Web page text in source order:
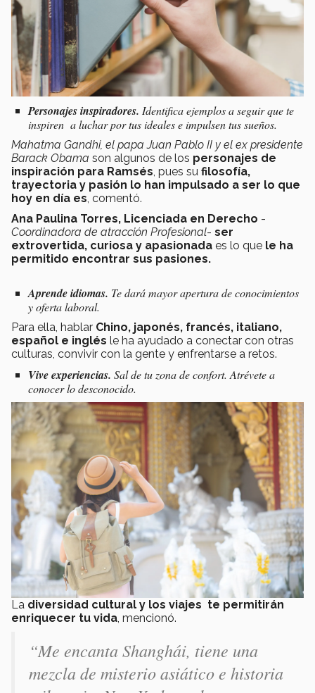
Personajes inspiradores. Identifica ejemplos a seguir que te
inspiren a luchar por tus ideales e impulsen tus sueños.
Mahatma Gandhi, el papa Juan Pablo II y el ex presidente
Barack Obama son algunos de los personajes de
inspiración para Ramsés, pues su filosofía,
trayectoria y pasión lo han impulsado a ser lo que
hoy en día es, comentó.
Ana Paulina Torres, Licenciada en Derecho -
Coordinadora de atracción Profesional- ser
extrovertida, curiosa y apasionada es lo que le ha
permitido encontrar sus pasiones.
Aprende idiomas. Te dará mayor apertura de conocimientos
y oferta laboral.
Para ella, hablar Chino, japonés, francés, italiano,
español e inglés le ha ayudado a conectar con otras
culturas, convivir con la gente y enfrentarse a retos.
Vive experiencias. Sal de tu zona de confort. Atrévete a
conocer lo desconocido.
La diversidad cultural y los viajes te permitirán
enriquecer tu vida , mencionó.
“Me encanta Shanghái, tiene una
mezcla de misterio asiático e historia